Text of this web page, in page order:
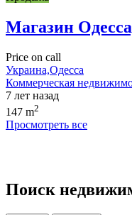
Магазин
Price on call
Украина,Одесса
Коммерческая
7 лет назад
147 m2
Просмотреть все
Поиск